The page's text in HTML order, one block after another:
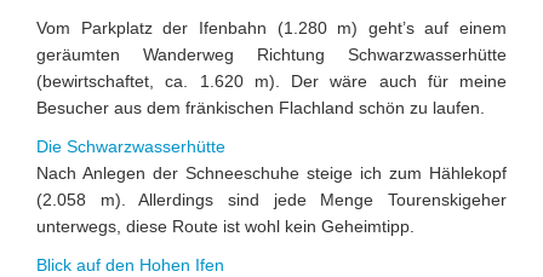
Vom Parkplatz der Ifenbahn (1.280 m) geht’s auf einem
geräumten Wanderweg Richtung Schwarzwasserhütte
(bewirtschaftet, ca. 1.620 m). Der wäre auch für meine
Besucher aus dem fränkischen Flachland schön zu laufen.
Die Schwarzwasserhütte
Nach Anlegen der Schneeschuhe steige ich zum Hählekopf
(2.058 m). Allerdings sind jede Menge Tourenskigeher
unterwegs, diese Route ist wohl kein Geheimtipp.
Blick auf den Hohen Ifen